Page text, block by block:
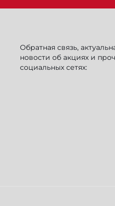
Обратная связь,
новости об акциях и
социальных сетях: